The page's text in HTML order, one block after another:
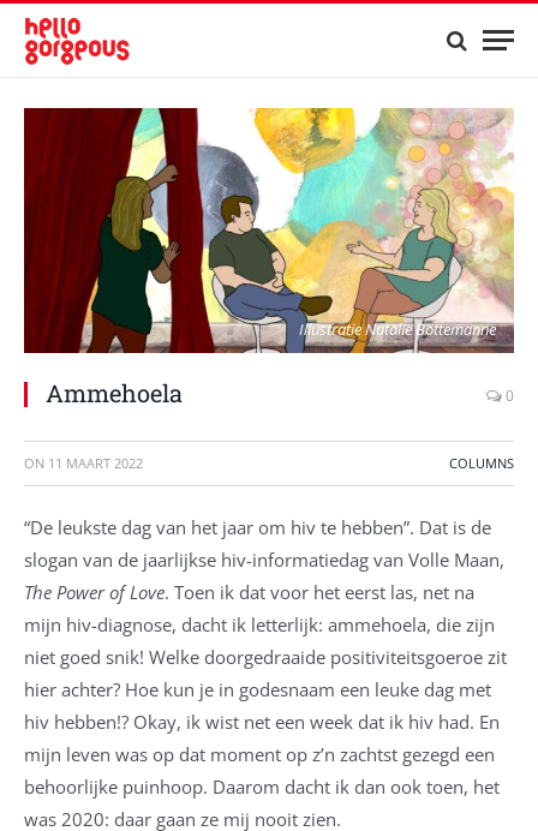
Illustratie Natalie Bottemanne
Ammehoela 0
ON 11 MAART 2022 COLUMNS
“De leukste dag van het jaar om hiv te hebben”. Dat is de
slogan van de jaarlijkse hiv-informatiedag van Volle Maan,
The Power of Love. Toen ik dat voor het eerst las, net na
mijn hiv-diagnose, dacht ik letterlijk: ammehoela, die zijn
niet goed snik! Welke doorgedraaide positiviteitsgoeroe zit
hier achter? Hoe kun je in godesnaam een leuke dag met
hiv hebben!? Okay, ik wist net een week dat ik hiv had. En
mijn leven was op dat moment op z’n zachtst gezegd een
behoorlijke puinhoop. Daarom dacht ik dan ook toen, het
was 2020: daar gaan ze mij nooit zien.